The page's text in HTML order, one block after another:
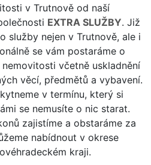
v Trutnově od naší
EXTRA SLUŽBY. Již
služby nejen v Trutnově, ale i
se vám postaráme o
včetně uskladnění
věcí, předmětů a vybavení.
v termínu, který si
se nemusíte o nic starat.
zajistíme a obstaráme za
nabídnout v okrese
kraji.